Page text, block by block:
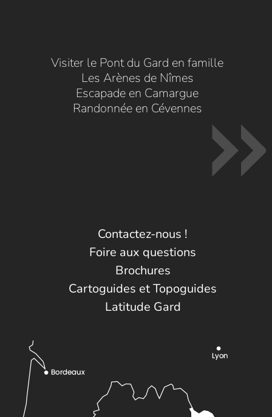
Visiter le Pont du Gard en famille
Les Arènes de Nîmes
Escapade en Camargue
Randonnée en Cévennes
Contactez-nous !
Foire aux questions
Brochures
Cartoguides et Topoguides
Latitude Gard